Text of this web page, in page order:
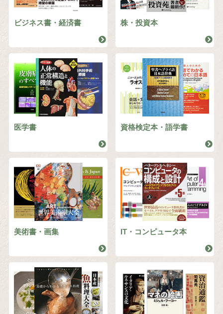
ビジネス書・経済書 株・投資本
医学書 資格検定本・語学書
美術書・画集 IT・コンピュータ本